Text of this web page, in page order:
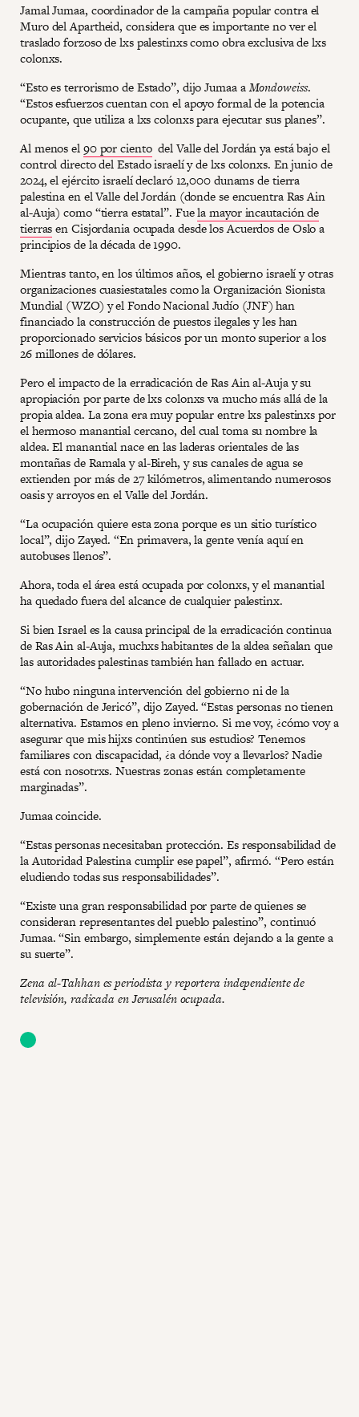
Jamal Jumaa, coordinador de la campaña popular contra el
Muro del Apartheid, considera que es importante no ver el
traslado forzoso de lxs palestinxs como obra exclusiva de lxs
colonxs.
“Esto es terrorismo de Estado”, dijo Jumaa aMondoweiss.
“Estos esfuerzos cuentan con el apoyo formal de la potencia
ocupante, que utiliza a lxs colonxs para ejecutar sus planes”.
Al menos el90 por cientodel Valle del Jordán ya está bajo el
control directo del Estado israelí y de lxs colonxs. En junio de
2024, el ejército israelí declaró 12,000 dunams de tierra
palestina en el Valle del Jordán (donde se encuentra Ras Ain
al-Auja) como “tierra estatal”. Fuela mayor incautación de
tierrasen Cisjordania ocupada desde los Acuerdos de Oslo a
principios de la década de 1990.
Mientras tanto, en los últimos años, el gobierno israelí y otras
organizaciones cuasiestatales como la Organización Sionista
Mundial (WZO) y el Fondo Nacional Judío (JNF) han
financiado la construcción de puestos ilegales y les han
proporcionado servicios básicos por un monto superior a los
26 millones de dólares.
Pero el impacto de la erradicación de Ras Ain al-Auja y su
apropiación por parte de lxs colonxs va mucho más allá de la
propia aldea. La zona era muy popular entre lxs palestinxs por
el hermoso manantial cercano, del cual toma su nombre la
aldea. El manantial nace en las laderas orientales de las
montañas de Ramala y al-Bireh, y sus canales de agua se
extienden por más de 27 kilómetros, alimentando numerosos
oasis y arroyos en el Valle del Jordán.
“La ocupación quiere esta zona porque es un sitio turístico
local”, dijo Zayed. “En primavera, la gente venía aquí en
autobuses llenos”.
Ahora, toda el área está ocupada por colonxs, y el manantial
ha quedado fuera del alcance de cualquier palestinx.
Si bien Israel es la causa principal de la erradicación continua
de Ras Ain al-Auja, muchxs habitantes de la aldea señalan que
las autoridades palestinas también han fallado en actuar.
“No hubo ninguna intervención del gobierno ni de la
gobernación de Jericó”, dijo Zayed. “Estas personas no tienen
alternativa. Estamos en pleno invierno. Si me voy, ¿cómo voy a
asegurar que mis hijxs continúen sus estudios? Tenemos
familiares con discapacidad, ¿a dónde voy a llevarlos? Nadie
está con nosotrxs. Nuestras zonas están completamente
marginadas”.
Jumaa coincide.
“Estas personas necesitaban protección. Es responsabilidad de
la Autoridad Palestina cumplir ese papel”, afirmó. “Pero están
eludiendo todas sus responsabilidades”.
“Existe una gran responsabilidad por parte de quienes se
consideran representantes del pueblo palestino”, continuó
Jumaa. “Sin embargo, simplemente están dejando a la gente a
su suerte”.
Zena al-Tahhan es periodista y reportera independiente de
televisión, radicada en Jerusalén ocupada.